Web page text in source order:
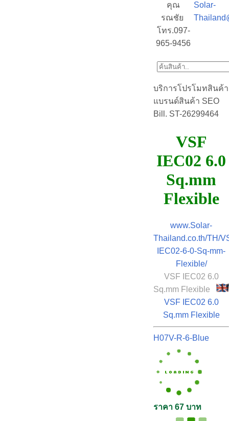
คุณ
รณชัย
โทร.097-
965-9456
Solar-
บริการโปรโมทสินค้า
แบรนด์สินค้า SEO
Bill. ST-26299464
VSF
IEC02 6.0
Sq.mm
Flexible
www.Solar-
Thailand.co.th/TH/
IEC02-6-0-Sq-mm-
Flexible/
VSF IEC02 6.0
Sq.mm Flexible
VSF IEC02 6.0
Sq.mm Flexible
H07V-R-6-Blue
ราคา 67 บาท